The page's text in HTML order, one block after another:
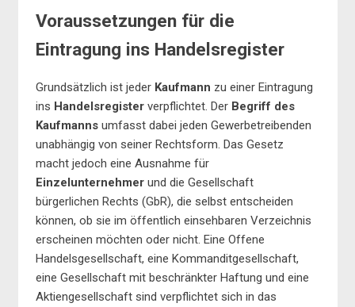
Voraussetzungen für die
Eintragung ins Handelsregister
Grundsätzlich ist jeder Kaufmann zu einer Eintragung
ins Handelsregister verpflichtet. Der Begriff des
Kaufmanns umfasst dabei jeden Gewerbetreibenden
unabhängig von seiner Rechtsform. Das Gesetz
macht jedoch eine Ausnahme für
Einzelunternehmer und die Gesellschaft
bürgerlichen Rechts (GbR), die selbst entscheiden
können, ob sie im öffentlich einsehbaren Verzeichnis
erscheinen möchten oder nicht. Eine Offene
Handelsgesellschaft, eine Kommanditgesellschaft,
eine Gesellschaft mit beschränkter Haftung und eine
Aktiengesellschaft sind verpflichtet sich in das